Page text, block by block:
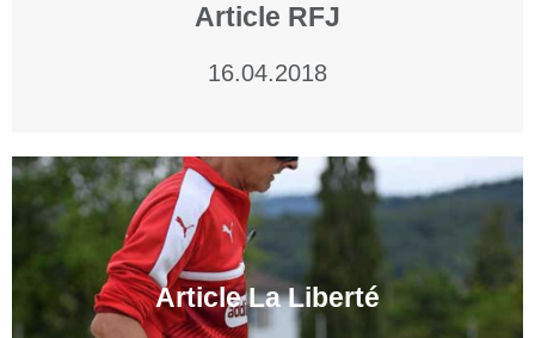
Article RFJ
16.04.2018
Article La Liberté